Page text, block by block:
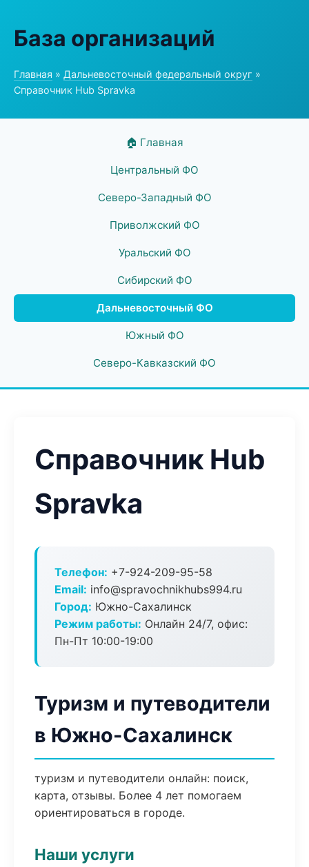
База организаций
Главная » Дальневосточный федеральный округ »
Справочник Hub Spravka
🏠 Главная
Центральный ФО
Северо-Западный ФО
Приволжский ФО
Уральский ФО
Сибирский ФО
Дальневосточный ФО
Южный ФО
Северо-Кавказский ФО
Справочник Hub
Spravka
Телефон: +7-924-209-95-58
Email: info@spravochnikhubs994.ru
Город: Южно-Сахалинск
Режим работы: Онлайн 24/7, офис:
Пн-Пт 10:00-19:00
Туризм и путеводители
в Южно-Сахалинск
туризм и путеводители онлайн: поиск,
карта, отзывы. Более 4 лет помогаем
ориентироваться в городе.
Наши услуги